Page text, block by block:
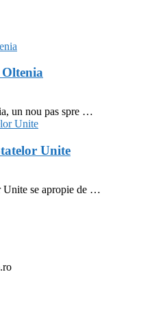
un nou pas spre …
Unite
Unite se apropie de …